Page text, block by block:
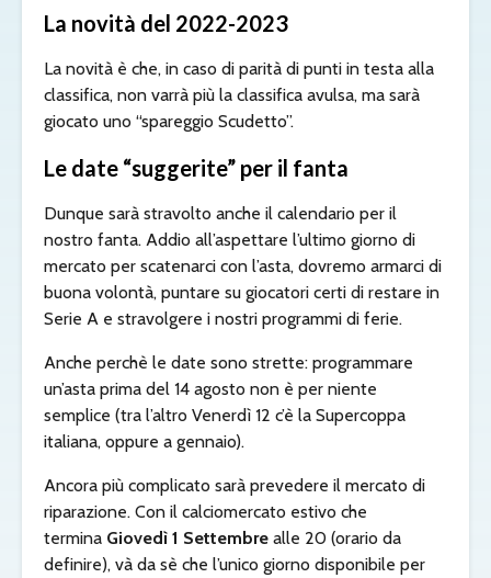
La novità del 2022-2023
La novità è che, in caso di parità di punti in testa alla
classifica, non varrà più la classifica avulsa, ma sarà
giocato uno “spareggio Scudetto”.
Le date “suggerite” per il fanta
Dunque sarà stravolto anche il calendario per il
nostro fanta. Addio all’aspettare l’ultimo giorno di
mercato per scatenarci con l’asta, dovremo armarci di
buona volontà, puntare su giocatori certi di restare in
Serie A e stravolgere i nostri programmi di ferie.
Anche perchè le date sono strette: programmare
un’asta prima del 14 agosto non è per niente
semplice (tra l’altro Venerdì 12 c’è la Supercoppa
italiana, oppure a gennaio).
Ancora più complicato sarà prevedere il mercato di
riparazione. Con il calciomercato estivo che
termina Giovedì 1 Settembre alle 20 (orario da
definire), và da sè che l’unico giorno disponibile per